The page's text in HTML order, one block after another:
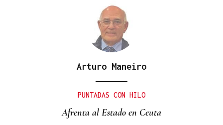
Arturo Maneiro
PUNTADAS CON HILO
Afrenta al Estado en Ceuta